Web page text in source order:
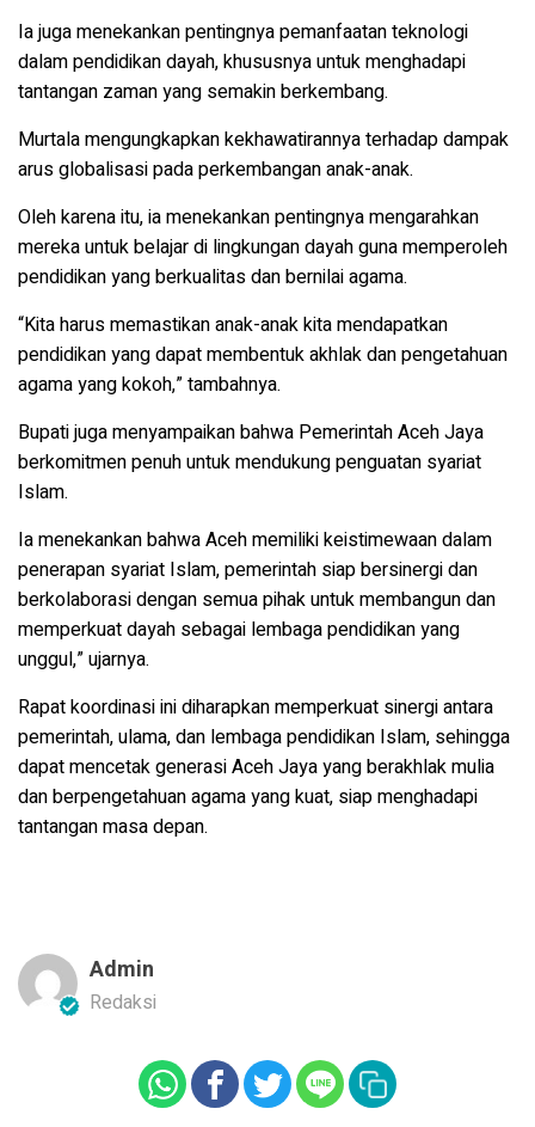
Ia juga menekankan pentingnya pemanfaatan teknologi
dalam pendidikan dayah, khususnya untuk menghadapi
tantangan zaman yang semakin berkembang.
Murtala mengungkapkan kekhawatirannya terhadap dampak
arus globalisasi pada perkembangan anak-anak.
Oleh karena itu, ia menekankan pentingnya mengarahkan
mereka untuk belajar di lingkungan dayah guna memperoleh
pendidikan yang berkualitas dan bernilai agama.
“Kita harus memastikan anak-anak kita mendapatkan
pendidikan yang dapat membentuk akhlak dan pengetahuan
agama yang kokoh,” tambahnya.
Bupati juga menyampaikan bahwa Pemerintah Aceh Jaya
berkomitmen penuh untuk mendukung penguatan syariat
Islam.
Ia menekankan bahwa Aceh memiliki keistimewaan dalam
penerapan syariat Islam, pemerintah siap bersinergi dan
berkolaborasi dengan semua pihak untuk membangun dan
memperkuat dayah sebagai lembaga pendidikan yang
unggul,” ujarnya.
Rapat koordinasi ini diharapkan memperkuat sinergi antara
pemerintah, ulama, dan lembaga pendidikan Islam, sehingga
dapat mencetak generasi Aceh Jaya yang berakhlak mulia
dan berpengetahuan agama yang kuat, siap menghadapi
tantangan masa depan.
Admin
Redaksi